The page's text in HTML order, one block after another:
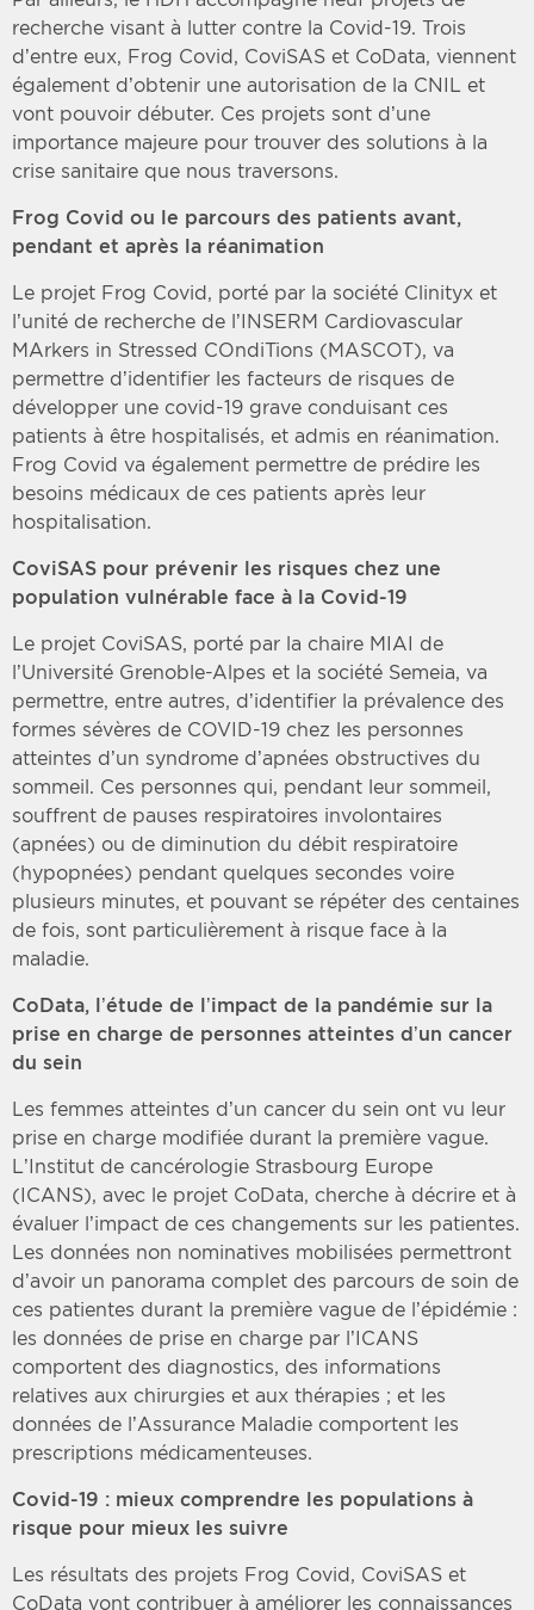
recherche visant à lutter contre la Covid-19. Trois
d’entre eux, Frog Covid, CoviSAS et CoData, viennent
également d’obtenir une autorisation de la CNIL et
vont pouvoir débuter. Ces projets sont d’une
importance majeure pour trouver des solutions à la
crise sanitaire que nous traversons.
Frog Covid ou le parcours des patients avant,
pendant et après la réanimation
Le projet Frog Covid, porté par la société Clinityx et
l’unité de recherche de l’INSERM Cardiovascular
MArkers in Stressed COndiTions (MASCOT), va
permettre d’identifier les facteurs de risques de
développer une covid-19 grave conduisant ces
patients à être hospitalisés, et admis en réanimation.
Frog Covid va également permettre de prédire les
besoins médicaux de ces patients après leur
hospitalisation.
CoviSAS pour prévenir les risques chez une
population vulnérable face à la Covid-19
Le projet CoviSAS, porté par la chaire MIAI de
l’Université Grenoble-Alpes et la société Semeia, va
permettre, entre autres, d’identifier la prévalence des
formes sévères de COVID-19 chez les personnes
atteintes d’un syndrome d’apnées obstructives du
sommeil. Ces personnes qui, pendant leur sommeil,
souffrent de pauses respiratoires involontaires
(apnées) ou de diminution du débit respiratoire
(hypopnées) pendant quelques secondes voire
plusieurs minutes, et pouvant se répéter des centaines
de fois, sont particulièrement à risque face à la
maladie.
CoData, l’étude de l’impact de la pandémie sur la
prise en charge de personnes atteintes d’un cancer
du sein
Les femmes atteintes d’un cancer du sein ont vu leur
prise en charge modifiée durant la première vague.
L’Institut de cancérologie Strasbourg Europe
(ICANS), avec le projet CoData, cherche à décrire et à
évaluer l’impact de ces changements sur les patientes.
Les données non nominatives mobilisées permettront
d’avoir un panorama complet des parcours de soin de
ces patientes durant la première vague de l’épidémie :
les données de prise en charge par l’ICANS
comportent des diagnostics, des informations
relatives aux chirurgies et aux thérapies ; et les
données de l’Assurance Maladie comportent les
prescriptions médicamenteuses.
Covid-19 : mieux comprendre les populations à
risque pour mieux les suivre
Les résultats des projets Frog Covid, CoviSAS et
CoData vont contribuer à améliorer les connaissances